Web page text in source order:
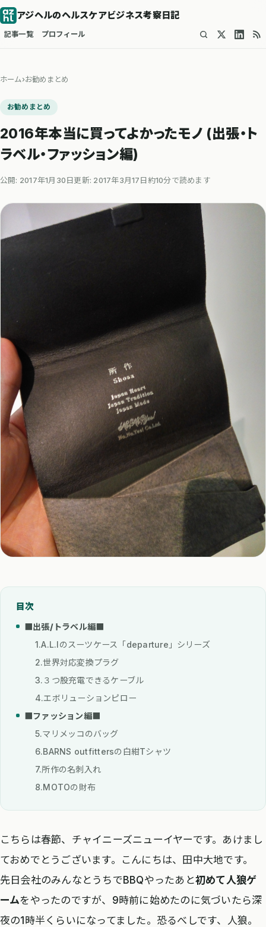
アジヘルのヘルスケアビジネス考察日記
記事一覧 プロフィール
ホーム›お勧めまとめ
お勧めまとめ
2016年本当に買ってよかったモノ (出張・ト
ラベル・ファッション編)
公開: 2017年1月30日 更新: 2017年3月17日 約10分で読めます
目次
■出張/トラベル編■
1.A.L.Iのスーツケース「departure」シリーズ
2.世界対応変換プラグ
3.３つ股充電できるケーブル
4.エボリューションピロー
■ファッション編■
5.マリメッコのバッグ
6.BARNS outfittersの白紺Tシャツ
7.所作の名刺入れ
8.MOTOの財布
こちらは春節、チャイニーズニューイヤーです。あけまし
ておめでとうございます。こんにちは、田中大地です。
先日会社のみんなとうちでBBQやったあと初めて人狼ゲ
ームをやったのですが、9時前に始めたのに気づいたら深
夜の1時半くらいになってました。恐るべしです、人狼。